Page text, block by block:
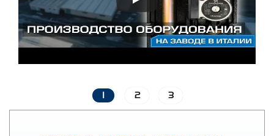
2 3